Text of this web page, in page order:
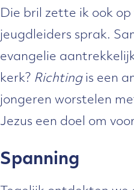
Die bril zette ik ook
jeugdleiders sprak.
evangelie
kerk? Richting is een
jongeren worstelen
Jezus een doel om
Spanning